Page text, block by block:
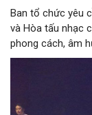
Ban tổ chức yêu
và Hòa tấu nhạc
phong cách, âm
phối khí mới trên
Nam, đồng thời